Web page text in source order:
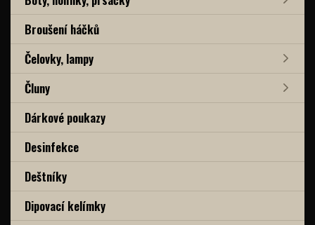
Broušení háčků
Čelovky, lampy
Čluny
Dárkové poukazy
Desinfekce
Deštníky
Dipovací kelímky